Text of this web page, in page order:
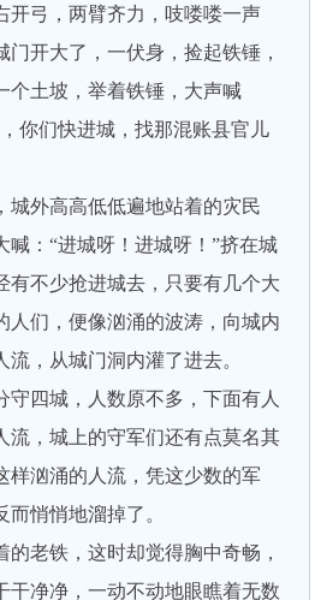
开弓，两臂齐力，吱喽喽一声
门开大了，一伏身，捡起铁锤，
个土坡，举着铁锤，大声喊
你们快进城，找那混账县官儿
外高高低低遍地站着的灾民
喊：“进城呀！进城呀！”挤在城
有不少抢进城去，只要有几个大
人们，便像汹涌的波涛，向城内
，从城门洞内灌了进去。
四城，人数原不多，下面有人
流，城上的守军们还有点莫名其
样汹涌的人流，凭这少数的军
悄悄地溜掉了。
老铁，这时却觉得胸中奇畅，
干净净，一动不动地眼瞧着无数